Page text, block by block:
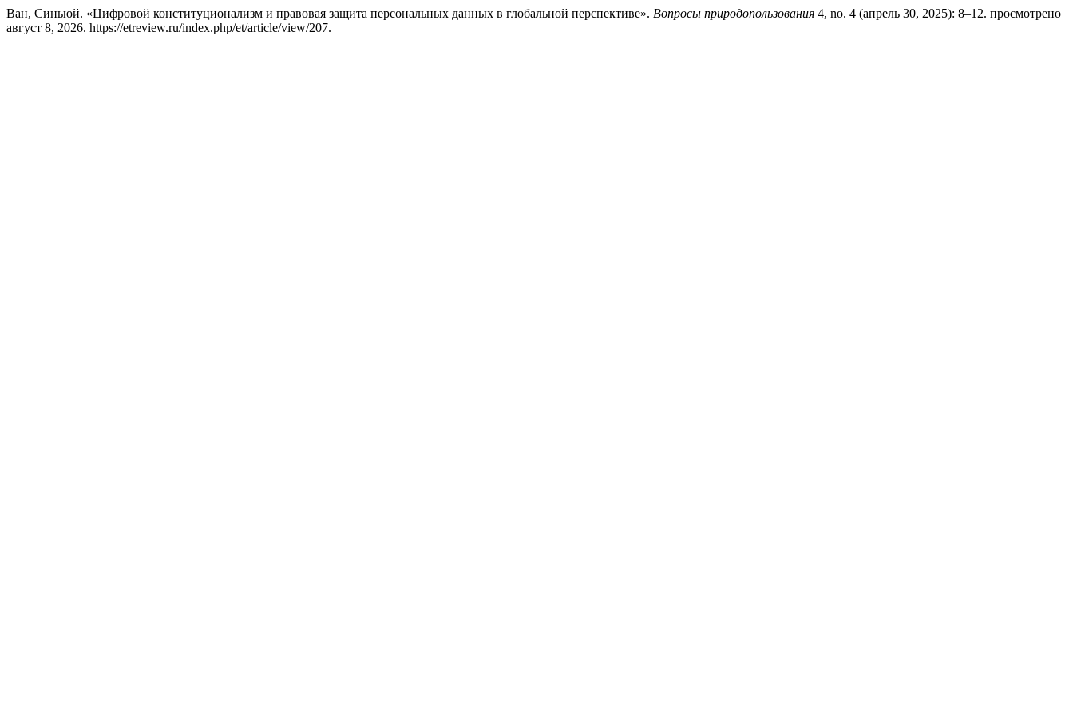
Ван, Синьюй. «Цифровой конституционализм и правовая защита персональных данных в глобальной перспективе». Вопросы природопользования 4, no. 4 (апрель 30, 2025): 8–12. просмотрено
август 8, 2026. https://etreview.ru/index.php/et/article/view/207.